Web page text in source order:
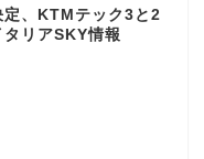
定、KTMテック3と2
リアSKY情報